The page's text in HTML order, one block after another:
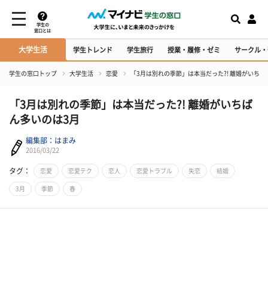
学生の
窓口とは
大学生活 学生トレンド 学生旅行 授業・履修・ゼミ サークル
学生の窓口トップ 大学生活 恋愛 「3月は別れの季節」は本当だった?! 離婚がいち
「3月は別れの季節」は本当だった?! 離婚がいちば
ん多いのは3月
編集部：はまみ
2016/03/22
タグ： 恋愛 恋愛テク 恋人 恋愛トラブル 失恋 結婚
3月 季節 春